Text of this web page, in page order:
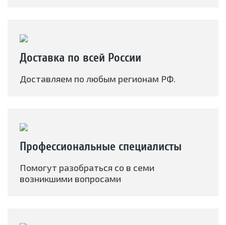
Доставка по всей России
Доставляем по любым регионам РФ.
Профессиональные специалисты
Помогут разобраться со в семи
возникшими вопросами